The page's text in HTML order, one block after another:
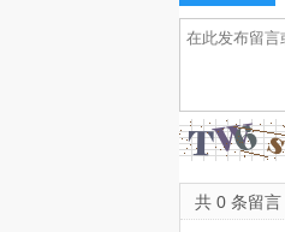
共 0 条留言